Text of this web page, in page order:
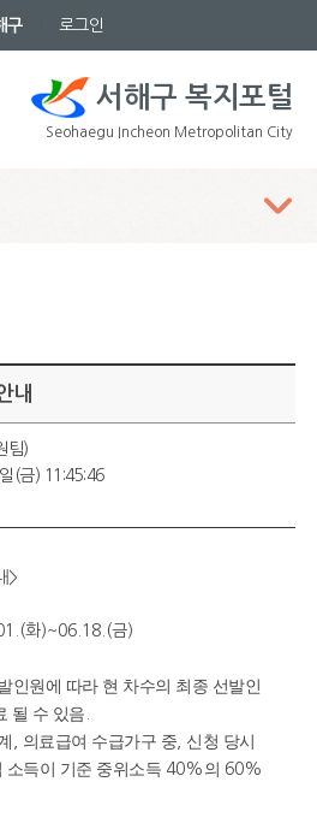
구 로그인
서해구 복지포털
Seohaegu Incheon Metropolitan City
내
팀)
(금) 11:45:46
>
화)~06.18.(금)
인원에 따라 현 차수의 최종 선발인
될 수 있음
의료급여 수급가구 중 신청 당시
소득이 기준 중위소득 40% 의 60%